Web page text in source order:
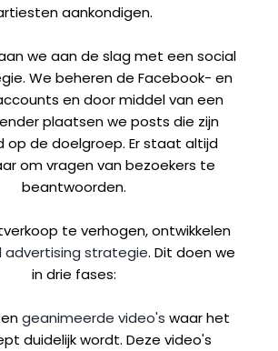
aankondigen.
we aan de slag met een social
We beheren de Facebook- en
en door middel van een
plaatsen we posts die zijn
de doelgroep. Er staat altijd
om vragen van bezoekers te
beantwoorden.
te verhogen, ontwikkelen
advertising strategie. Dit doen we
in drie fases:
geanimeerde video's waar het
duidelijk wordt. Deze video's